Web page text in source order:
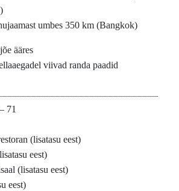
umbes 350 km (Bangkok)
ääres
viivad randa paadid
71
(lisatasu eest)
eest)
(lisatasu eest)
eest)